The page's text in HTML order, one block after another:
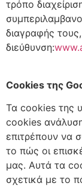
τρόπο
διαγραφής
διεύθυνση:
Cookies της
Τα cookies της
cookies
επιτρέπουν να
το πώς οι
μας. Αυτά τα
σχετικά με το